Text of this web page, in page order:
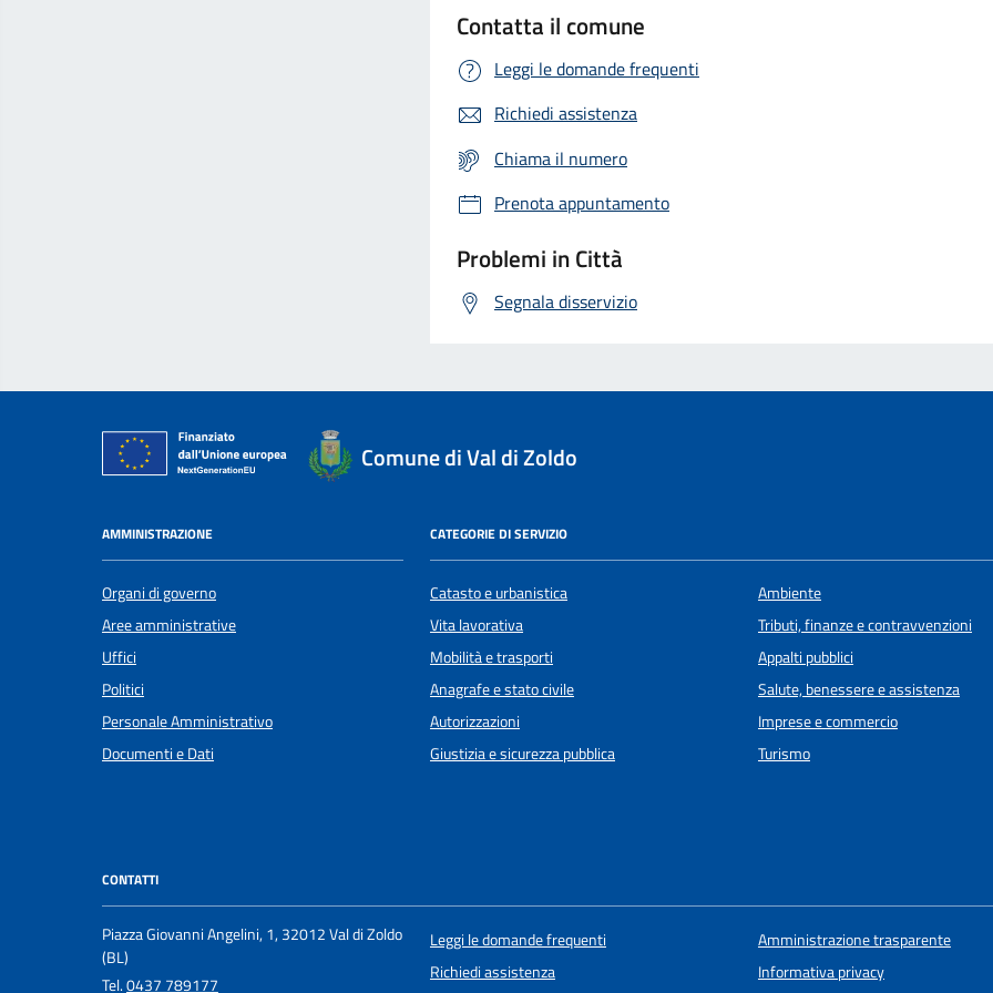
Contatta il comune
Leggi le domande frequenti
Richiedi assistenza
Chiama il numero
Prenota appuntamento
Problemi in Città
Segnala disservizio
Comune di Val di Zoldo
AMMINISTRAZIONE
Organi di governo
Aree amministrative
Uffici
Politici
Personale Amministrativo
Documenti e Dati
CATEGORIE DI SERVIZIO
Catasto e urbanistica
Vita lavorativa
Mobilità e trasporti
Anagrafe e stato civile
Autorizzazioni
Giustizia e sicurezza pubblica
Ambiente
Tributi, finanze e contravvenzioni
Appalti pubblici
Salute, benessere e assistenza
Imprese e commercio
Turismo
CONTATTI
Piazza Giovanni Angelini, 1, 32012 Val di Zoldo
(BL)
Tel.0437 789177
Leggi le domande frequenti
Richiedi assistenza
Amministrazione trasparente
Informativa privacy